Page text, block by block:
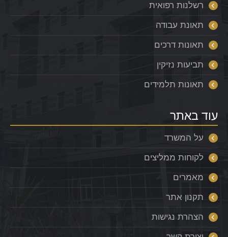
רשלנות רפואית
תאונת עבודה
תאונות דרכים
תביעות נזיקין
תאונות תלמידים
עוד באתר
על המשרד
לקוחות ממליצים
מאמרים
תקנון אתר
הצהרת נגישות